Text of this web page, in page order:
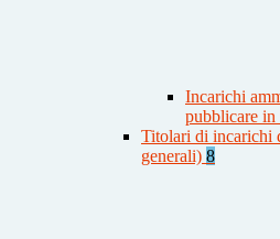
Incarichi
pubblicare in
Titolari di incarichi
generali) 8